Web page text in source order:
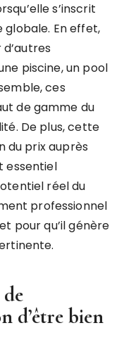
s’inscrit
En effet,
piscine, un pool
ces
de gamme du
De plus, cette
du prix auprès
essentiel
réel du
professionnel
pour qu’il génère
d’être bien